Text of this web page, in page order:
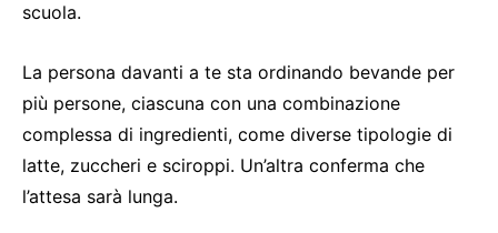
scuola.
La persona davanti a te sta ordinando bevande per
più persone, ciascuna con una combinazione
complessa di ingredienti, come diverse tipologie di
latte, zuccheri e sciroppi. Un’altra conferma che
l’attesa sarà lunga.